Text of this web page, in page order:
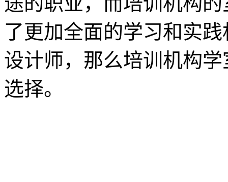
了更加全面的学习和实
设计师，那么培训机构
选择。